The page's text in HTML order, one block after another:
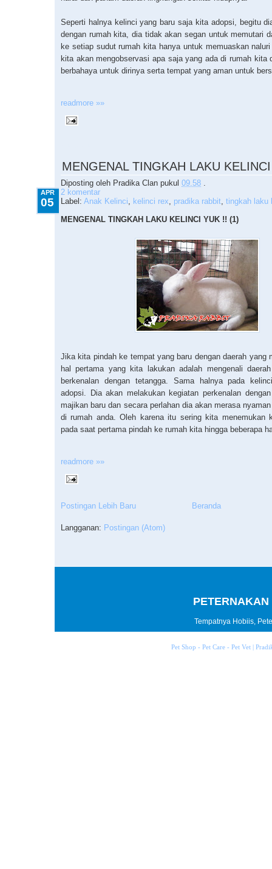
Seperti halnya kelinci yang baru saja kita adopsi, begitu
dengan rumah kita, dia tidak akan segan untuk memutari
ke setiap sudut rumah kita hanya untuk memuaskan
kita akan mengobservasi apa saja yang ada di rumah kita
berbahaya untuk dirinya serta tempat yang aman untuk
readmore »»
MENGENAL TINGKAH LAKU
Diposting oleh Pradika Clan pukul 09.58 .
APR
05
2 komentar
Label: Anak Kelinci, kelinci rex, pradika rabbit, tingkah laku
MENGENAL TINGKAH LAKU KELINCI YUK !! (1)
Jika kita pindah ke tempat yang baru dengan daerah yang
hal pertama yang kita lakukan adalah mengenali
berkenalan dengan tetangga. Sama halnya pada
adopsi. Dia akan melakukan kegiatan perkenalan
majikan baru dan secara perlahan dia akan merasa
di rumah anda. Oleh karena itu sering kita menemukan
pada saat pertama pindah ke rumah kita hingga beberapa
readmore »»
Postingan Lebih Baru Beranda
Langganan: Postingan (Atom)
Tempatnya Hobiis,
Pet Shop - Pet Care - Pet Vet |